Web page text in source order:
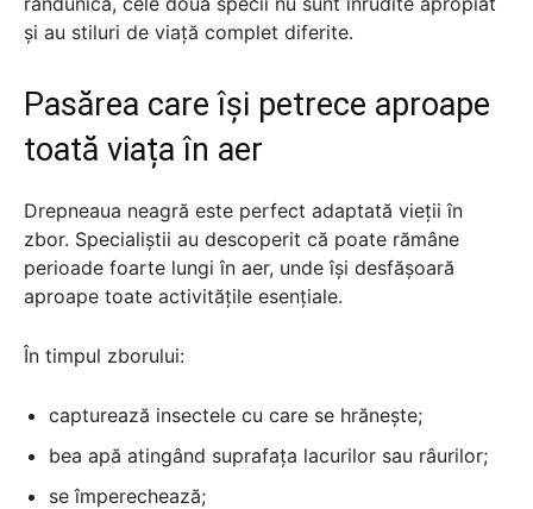
și au stiluri de viață complet diferite.
Pasărea care își petrece aproape
toată viața în aer
Drepneaua neagră este perfect adaptată vieții în
zbor. Specialiștii au descoperit că poate rămâne
perioade foarte lungi în aer, unde își desfășoară
aproape toate activitățile esențiale.
În timpul zborului:
capturează insectele cu care se hrănește;
bea apă atingând suprafața lacurilor sau râurilor;
se împerechează;